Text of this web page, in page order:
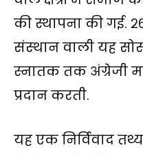
की स्थापना की गई.
संस्‍थान वाली यह
स्नातक तक अंग्रेजी
प्रदान करती.
यह एक निर्विवाद